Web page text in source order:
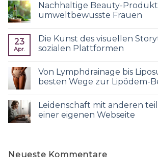
Nachhaltige Beauty-
umweltbewusste Frauen
23
Apr.
Die Kunst des visuellen
sozialen Plattformen
Von Lymphdrainage bis
besten Wege zur Lipödem-
Leidenschaft mit anderen
einer eigenen Webseite
Neueste Kommentare